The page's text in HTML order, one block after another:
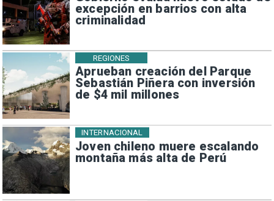
excepción en barrios con alta
criminalidad
Aprueban creación del Parque
Sebastián Piñera con inversión
de $4 mil millones
REGIONES
Joven chileno muere escalando
montaña más alta de Perú
INTERNACIONAL